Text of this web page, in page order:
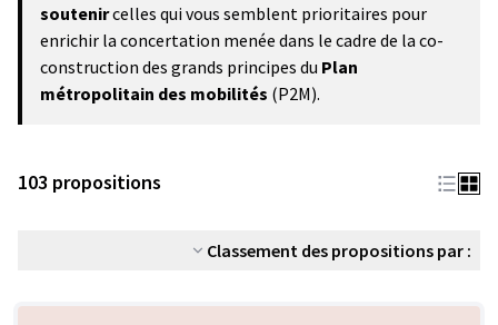
soutenircelles qui vous semblent prioritaires pour
enrichir la concertation menée dans le cadre de la co-
construction des grands principes du Plan
métropolitain des mobilités (P2M).
103 propositions
Classement des propositions par :